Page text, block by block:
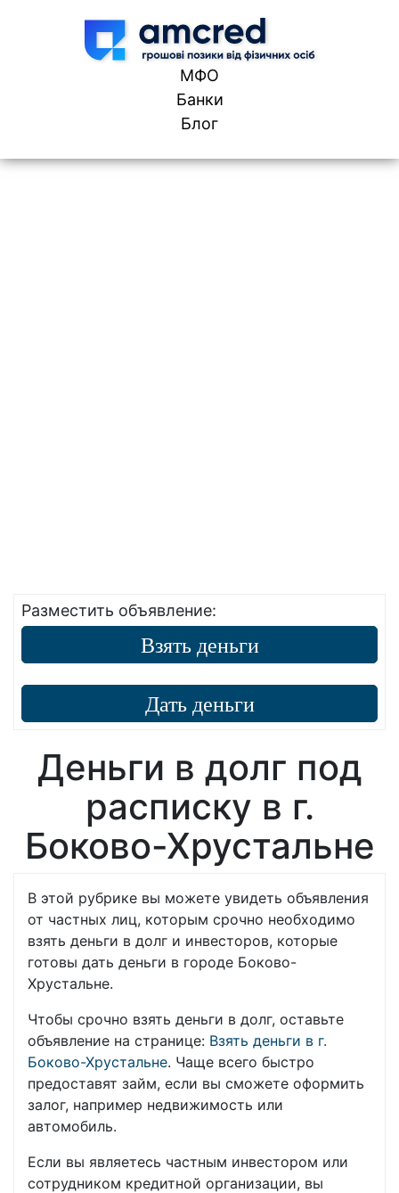
МФО
Банки
Блог
Разместить объявление:
Взять деньги
Дать деньги
Деньги в долг под
расписку в г.
Боково-Хрустальне
В этой рубрике вы можете увидеть объявления
от частных лиц, которым срочно необходимо
взять деньги в долг и инвесторов, которые
готовы дать деньги в городе Боково-
Хрустальне.
Чтобы срочно взять деньги в долг, оставьте
объявление на странице: Взять деньги в г.
Боково-Хрустальне. Чаще всего быстро
предоставят займ, если вы сможете оформить
залог, например недвижимость или
автомобиль.
Если вы являетесь частным инвестором или
сотрудником кредитной организации, вы